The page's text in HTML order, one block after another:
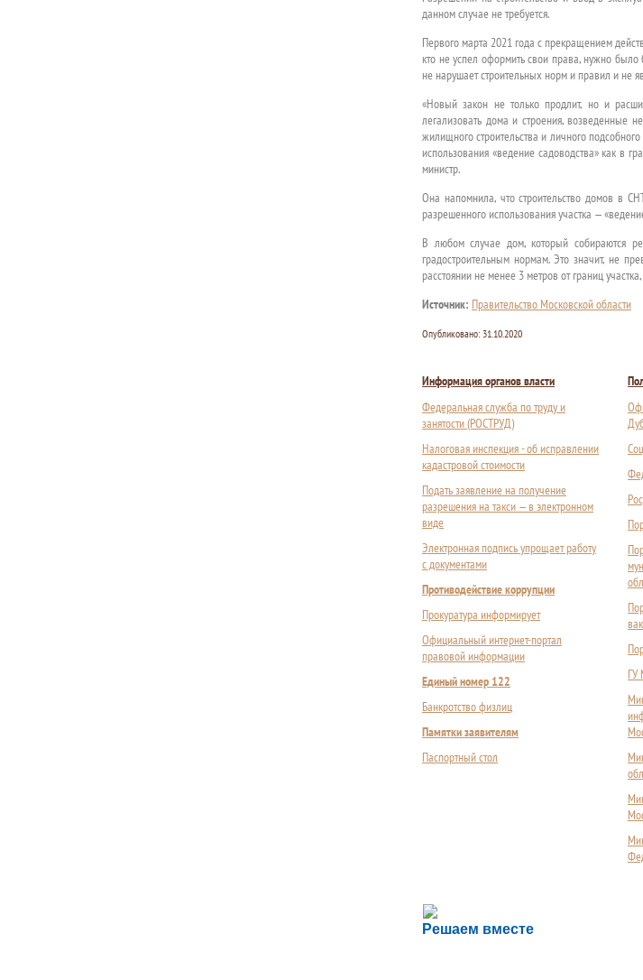
данном случае не требуется.
Первого марта 2021 года с прекращением
кто не успел оформить свои права, нужно
не нарушает строительных норм и правил и не
«Новый закон не только продлит, но и
легализовать дома и строения, возведенные
жилищного строительства и личного
использования «ведение садоводства» как в
министр.
Она напомнила, что строительство домов в
разрешенного использования участка —
В любом случае дом, который собираются
градостроительным нормам. Это значит, не
расстоянии не менее 3 метров от границ
Источник: Правительство Московской области
Опубликовано: 31.10.2020
Информация органов власти
Федеральная служба по труду и
занятости (РОСТРУД)
Налоговая инспекция - об исправлении
кадастровой стоимости
Подать заявление на получение
разрешения на такси — в электронном
виде
Электронная подпись упрощает работу
с документами
Противодействие коррупции
Прокуратура информирует
Официальный интернет-портал
правовой информации
Единый номер 122
Банкротство физлиц
Памятки заявителям
Паспортный стол
ГУ
Решаем вместе
Сложности с получением
Сообщите об этом